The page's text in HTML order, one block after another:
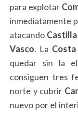
para explotar
inmediatamente
atacando
Vasco. La
quedar sin la
consiguen tres
norte y cubrir
nuevo por el